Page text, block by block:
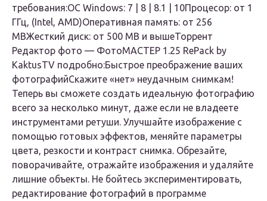
требования:OC Windows: 7 | 8 | 8.1 | 10Процесор: от 1
ГГц, (Intel, AMD)Оперативная память: от 256
MBЖесткий диск: от 500 MB и вышеТоррент
Редактор фото — ФотоМАСТЕР 1.25 RePack by
KaktusTV подробно:Быстрое преображение ваших
фотографийСкажите «нет» неудачным снимкам!
Теперь вы сможете создать идеальную фотографию
всего за несколько минут, даже если не владеете
инструментами ретуши. Улучшайте изображение с
помощью готовых эффектов, меняйте параметры
цвета, резкости и контраст снимка. Обрезайте,
поворачивайте, отражайте изображения и удаляйте
лишние объекты. Не бойтесь экспериментировать,
редактирование фотографий в программе